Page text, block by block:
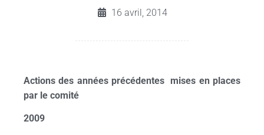
16 avril, 2014
Actions des années précédentes mises en places
par le comité
2009